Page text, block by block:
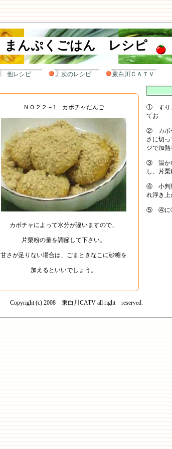
まんぷくごはん レシピ
他レシピ 次のレシピ 東白川ＣＡＴＶ
ＮＯ２２－1 カボチャだんご
カボチャによって水分が違いますので、
片栗粉の量を調節して下さい。
甘さが足りない場合は、ごまときなこに砂糖を
加えるといいでしょう。
① すり
てお
② カボ
さに切
ジで加熱
③ 温か
し、片栗
④ 小判
れ浮き上
⑤ ④に①
Copyright (c) 2008 東白川CATV all right reserved.